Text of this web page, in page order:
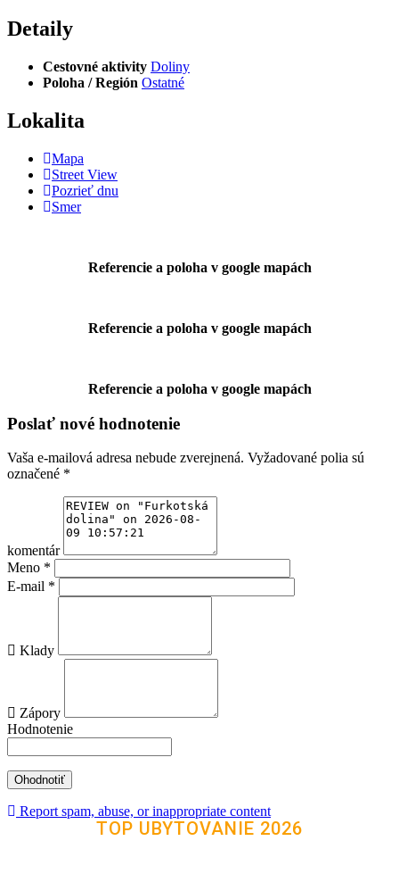
Detaily
Cestovné aktivity Doliny
Poloha / Región Ostatné
Lokalita
Mapa
Street View
Pozrieť dnu
Smer
Referencie a poloha v google mapách
Referencie a poloha v google mapách
Referencie a poloha v google mapách
Poslať nové hodnotenie
Vaša e-mailová adresa nebude zverejnená. Vyžadované polia sú
označené *
komentár
Meno *
E-mail *
Klady
Zápory
Hodnotenie
Report spam, abuse, or inappropriate content
TOP UBYTOVANIE 2026